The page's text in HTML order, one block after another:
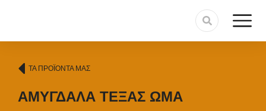
ΤΑ ΠΡΟΪΌΝΤΑ ΜΑΣ
ΑΜΎΓΔΑΛΑ ΤΈΞΑΣ ΩΜΆ